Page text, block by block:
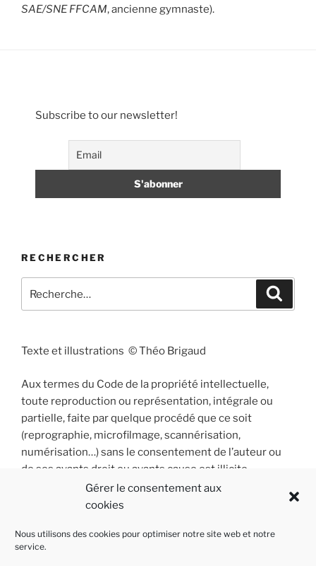
Gérer le consentement aux
cookies
Nous utilisons des cookies pour optimiser notre site web et notre
service.
SAE/SNE FFCAM, ancienne gymnaste).
Subscribe to our newsletter!
RECHERCHER
pour
Texte et illustrations © Théo Brigaud
Aux termes du Code de la propriété intellectuelle,
toute reproduction ou représentation, intégrale ou
partielle, faite par quelque procédé que ce soit
(reprographie, microfilmage, scannérisation,
numérisation…) sans le consentement de l’auteur ou
de ses ayants droit ou ayants cause est illicite
et constitue une contrefaçon sanctionnée par les
articles L 335-2 et suivants du Code de la propriété